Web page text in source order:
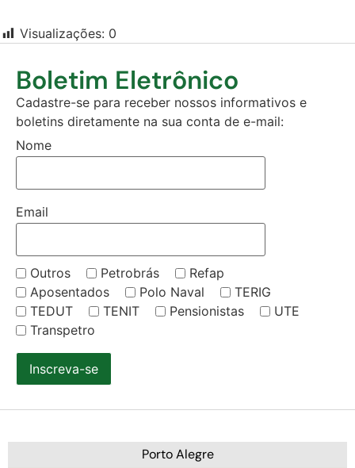
Visualizações: 0
Boletim Eletrônico
Cadastre-se para receber nossos informativos e
boletins diretamente na sua conta de e-mail:
Nome
Email
Outros Petrobrás
Refap
Aposentados
Polo Naval
TERIG
TEDUT
TENIT Pensionistas
UTE
Transpetro
Inscreva-se
Porto Alegre